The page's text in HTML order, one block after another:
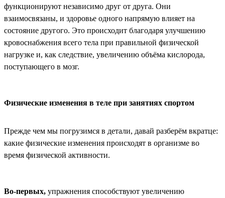
функционируют независимо друг от друга. Они
взаимосвязаны, и здоровье одного напрямую влияет на
состояние другого. Это происходит благодаря улучшению
кровоснабжения всего тела при правильной физической
нагрузке и, как следствие, увеличению объёма кислорода,
поступающего в мозг.
Физические изменения в теле при занятиях спортом
Прежде чем мы погрузимся в детали, давай разберём вкратце:
какие физические изменения происходят в организме во
время физической активности.
Во-первых, упражнения способствуют увеличению